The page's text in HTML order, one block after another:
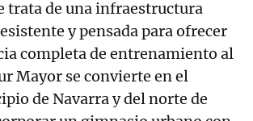
trata de una infraestructura
y pensada para ofrecer
completa de entrenamiento al
Mayor se convierte en el
de Navarra y del norte de